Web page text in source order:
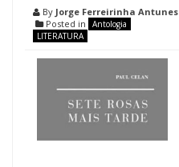
By Jorge Ferreirinha Antunes
Posted in
Antologia
LITERATURA